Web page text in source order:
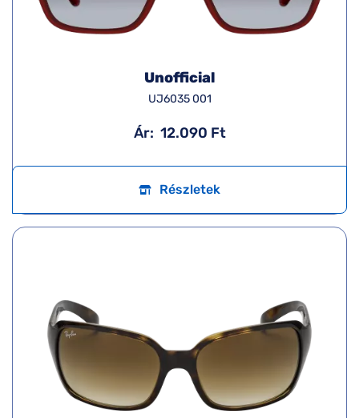
Unofficial
UJ6035 001
Ár: 12.090 Ft
Részletek